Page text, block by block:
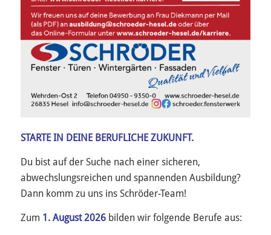
STARTE IN DEINE BERUFLICHE ZUKUNFT.
Du bist auf der Suche nach einer sicheren,
abwechslungsreichen und spannenden Ausbildung?
Dann komm zu uns ins Schröder-Team!
Zum 1. August 2026 bilden wir folgende Berufe aus: